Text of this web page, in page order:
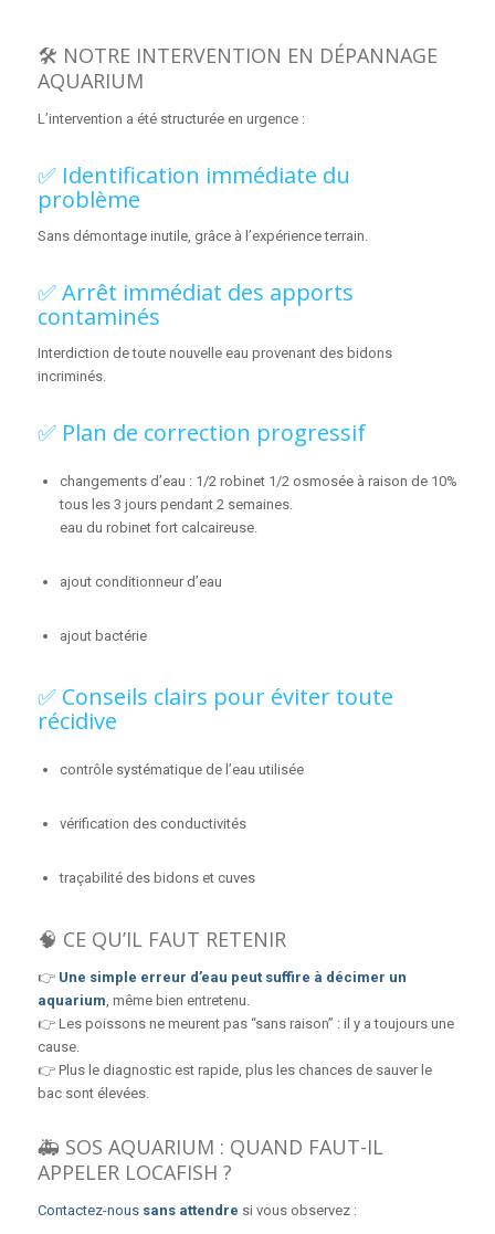
🛠️ NOTRE INTERVENTION EN DÉPANNAGE
AQUARIUM
L’intervention a été structurée en urgence :
✅ Identification immédiate du
problème
Sans démontage inutile, grâce à l’expérience terrain.
✅ Arrêt immédiat des apports
contaminés
Interdiction de toute nouvelle eau provenant des bidons
incriminés.
✅ Plan de correction progressif
changements d’eau : 1/2 robinet 1/2 osmosée à raison de 10%
tous les 3 jours pendant 2 semaines.
eau du robinet fort calcaireuse.
ajout conditionneur d’eau
ajout bactérie
✅ Conseils clairs pour éviter toute
récidive
contrôle systématique de l’eau utilisée
vérification des conductivités
traçabilité des bidons et cuves
🧠 CE QU’IL FAUT RETENIR
👉 Une simple erreur d’eau peut suffire à décimer un
aquarium, même bien entretenu.
👉 Les poissons ne meurent pas “sans raison” : il y a toujours une
cause.
👉 Plus le diagnostic est rapide, plus les chances de sauver le
bac sont élevées.
🚑 SOS AQUARIUM : QUAND FAUT-IL
APPELER LOCAFISH ?
Contactez-nous sans attendre si vous observez :